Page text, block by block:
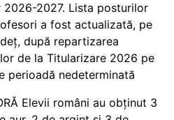
2026-2027. Lista posturilor
a fost actualizată, pe
după repartizarea
de la Titularizare 2026 pe
perioadă nedeterminată
Elevii români au obținut 3